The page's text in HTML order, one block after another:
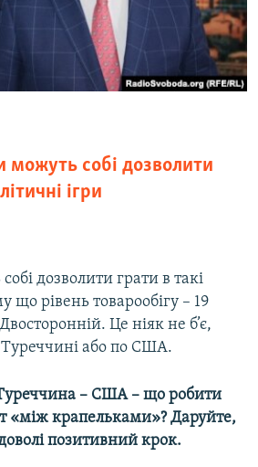
можуть собі дозволити
ігри
дозволити грати в такі
що рівень товарообігу – 19
Це ніяк не б’є,
або по США.
– США – що робити
«між крапельками»? Даруйте,
доволі позитивний крок.